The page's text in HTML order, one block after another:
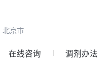
北京市
在线咨询 调剂办法